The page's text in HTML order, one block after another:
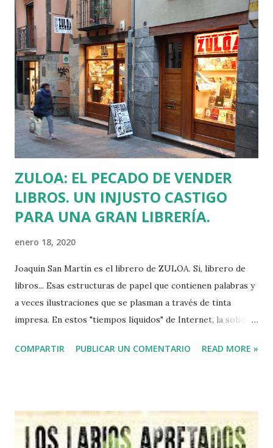
contrato se incumplió y la justicia ha condenado al
Ayuntamiento a pagarles a esos propietarios más de
800.000 euros, una cuarta parte del presupuesto anual de
Iruña de Oca. La sanción no la pagará el alcalde, la sufrirá el
municipio, como siempre... SI BEBES, NO CONDUZCAS Por
si fuera poco, el pasado 2 de enero, Javier Martínez se fue a
Vitoria a cortarse el pelo y al volver de noche a Nanclares
se saltó un ceda el paso y su coche colisionó con el de otro
vecino. Como...
ZULOA: EL PECADO DE VENDER
LIBROS. UN INJUSTO CASTIGO
PARA UNA GRAN LIBRERÍA.
enero 18, 2020
Joaquín San Martín es el librero de ZULOA. Sí, librero de
libros... Esas estructuras de papel que contienen palabras y
a veces ilustraciones que se plasman a través de tinta
impresa. En estos "tiempos líquidos" de Internet, la solidez
Txintxu (que así le conoce todo el mundo en la Almendra
Txintxu que le prescriba la medicina literaria que necesita
su síndrome de melancolía o euforia. No hay mejor fármaco
COMPARTIR PUBLICAR UN COMENTARIO READ MORE »